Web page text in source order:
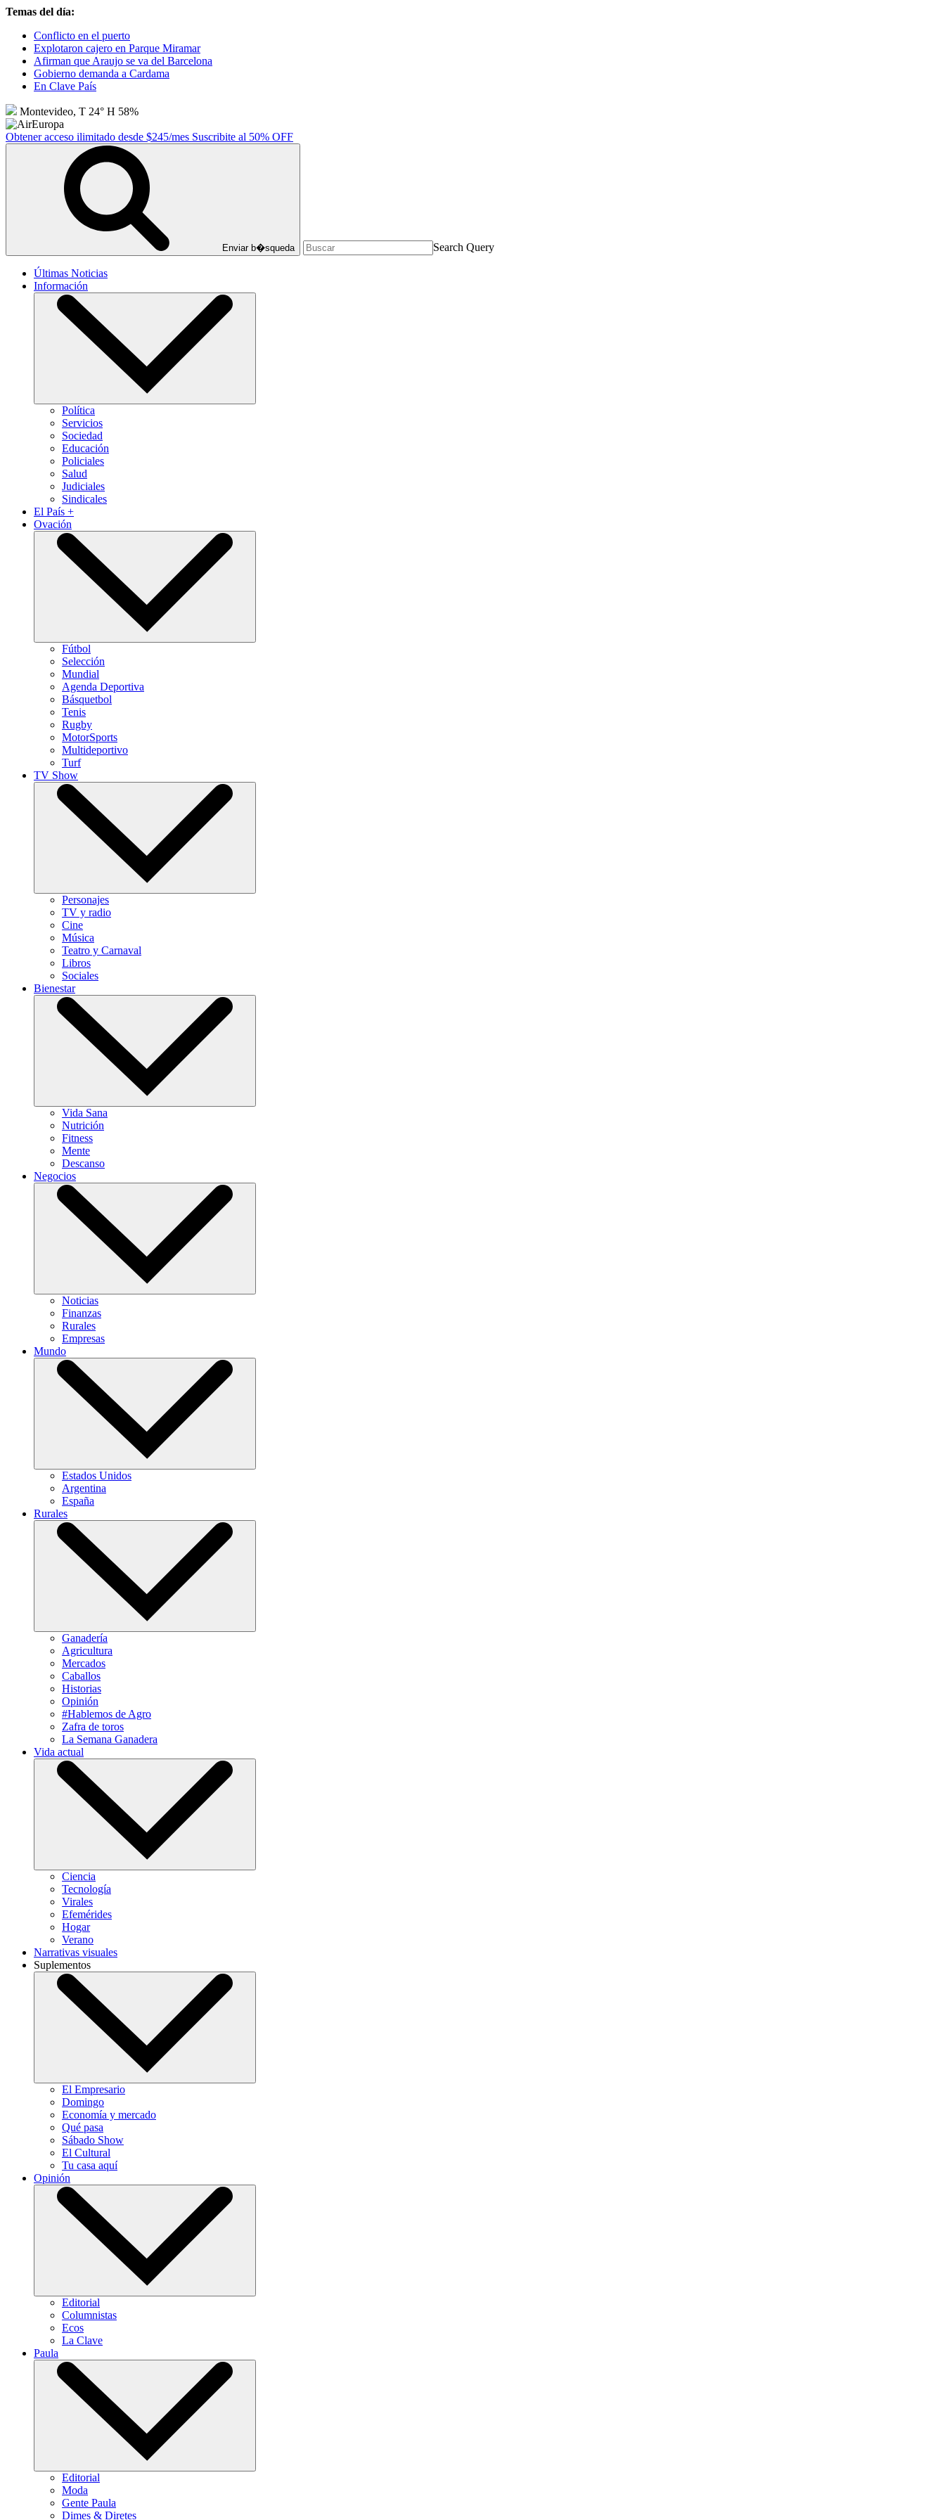
Temas del día:
Conflicto en el puerto
Explotaron cajero en Parque Miramar
Afirman que Araujo se va del Barcelona
Gobierno demanda a Cardama
En Clave País
Montevideo, T 24° H 58%
Obtener acceso ilimitado desde $245/mes Suscribite al 50% OFF
Enviar b�squeda Search Query
Últimas Noticias
Información
Política
Servicios
Sociedad
Educación
Policiales
Salud
Judiciales
Sindicales
El País +
Ovación
Fútbol
Selección
Mundial
Agenda Deportiva
Básquetbol
Tenis
Rugby
MotorSports
Multideportivo
Turf
TV Show
Personajes
TV y radio
Cine
Música
Teatro y Carnaval
Libros
Sociales
Bienestar
Vida Sana
Nutrición
Fitness
Mente
Descanso
Negocios
Noticias
Finanzas
Rurales
Empresas
Mundo
Estados Unidos
Argentina
España
Rurales
Ganadería
Agricultura
Mercados
Caballos
Historias
Opinión
#Hablemos de Agro
Zafra de toros
La Semana Ganadera
Vida actual
Ciencia
Tecnología
Virales
Efemérides
Hogar
Verano
Narrativas visuales
Suplementos
El Empresario
Domingo
Economía y mercado
Qué pasa
Sábado Show
El Cultural
Tu casa aquí
Opinión
Editorial
Columnistas
Ecos
La Clave
Paula
Editorial
Moda
Gente Paula
Dimes & Diretes